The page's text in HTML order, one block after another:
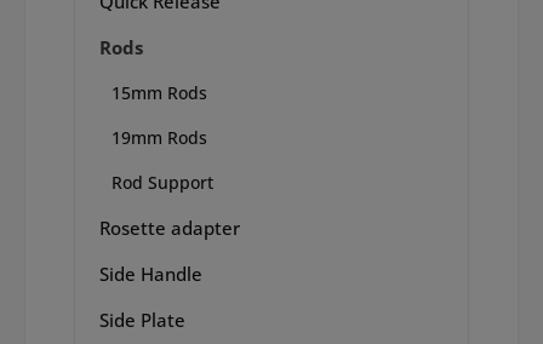
Rods
15mm Rods
19mm Rods
Rod Support
Rosette adapter
Side Handle
Side Plate